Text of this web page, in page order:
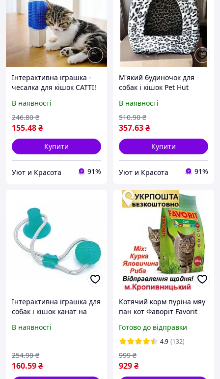
Інтерактивна іграшка -
чесалка для кішок CATTI!
В наявності
155.48₴
246.80 ₴
Купити
Уют и Красота 91%
М'який будиночок для
собак і кішок Pet Hut
В наявності
357.63₴
510.90 ₴
Купити
Уют и Красота 91%
Інтерактивна іграшка для
собак і кішок канат на
зелений! Товар хіт
В наявності
160.59₴
254.90 ₴
Котячий корм пуріна мяу
пан кот Фаворіт Favorit
яловичиною преміум 10кг
Готово до відправки
4.9 (132)
929₴
999 ₴